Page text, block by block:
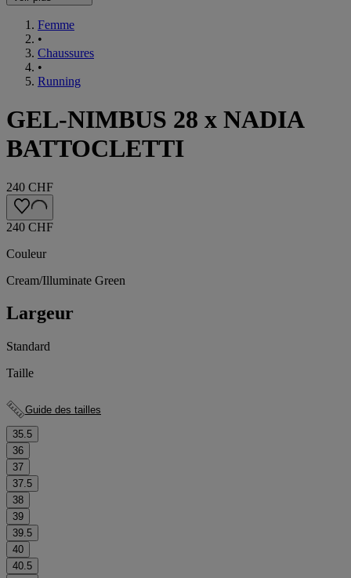
Femme
•
Chaussures
•
Running
GEL-NIMBUS 28 x NADIA
BATTOCLETTI
240 CHF
240 CHF
Couleur
Cream/Illuminate Green
Largeur
Standard
Taille
Guide des tailles
35.5
36
37
37.5
38
39
39.5
40
40.5